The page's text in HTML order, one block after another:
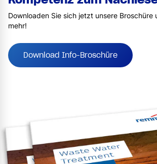
Downloaden Sie sich jetzt unsere Broschüre
mehr!
Download Info-Broschüre